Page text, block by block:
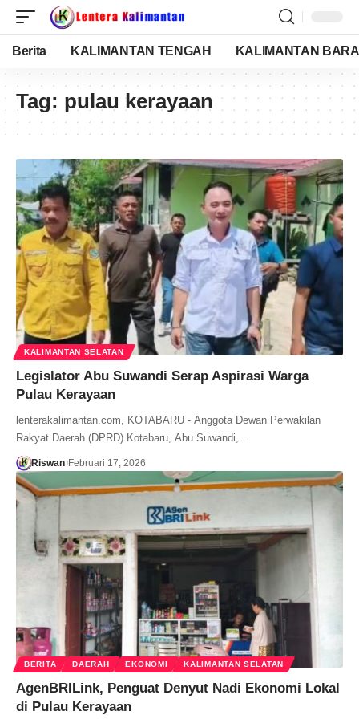
Berita KALIMANTAN TENGAH KALIMANTAN
Tag: pulau kerayaan
KALIMANTAN SELATAN
Legislator Abu Suwandi Serap Aspirasi Warga
Pulau Kerayaan
lenterakalimantan.com, KOTABARU - Anggota Dewan Perwakilan
Rakyat Daerah (DPRD) Kotabaru, Abu Suwandi,…
Riswan Februari 17, 2026
BERITA DAERAH EKONOMI KALIMANTAN SELATAN
AgenBRILink, Penguat Denyut Nadi Ekonomi Lokal
di Pulau Kerayaan